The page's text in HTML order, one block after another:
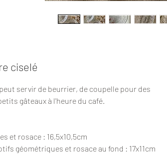
ciselé
servir de beurrier, de coupelle pour des
gâteaux à l'heure du café.
et rosace : 16,5x10,5cm
géométriques et rosace au fond : 17x11cm